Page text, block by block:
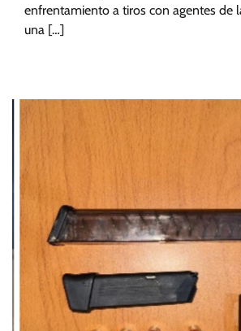
enfrentamiento a tiros con agentes de
una […]